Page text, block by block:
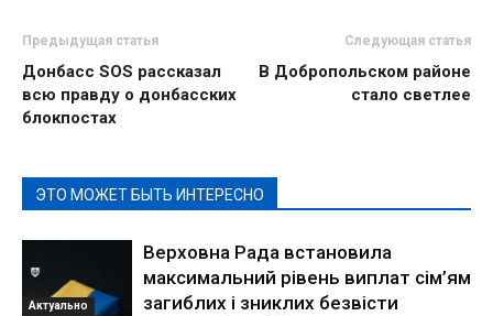
Предыдущая статья
Донбасс SOS рассказал
всю правду о донбасских
блокпостах
Следующая статья
В Добропольском районе
стало светлее
ЭТО МОЖЕТ БЫТЬ ИНТЕРЕСНО
Актуально
Верховна Рада встановила
максимальний рівень виплат сім’ям
загиблих і зниклих безвісти